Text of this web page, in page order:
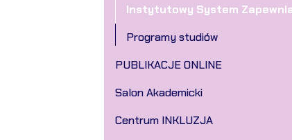
Instytutowy System
Programy studiów
PUBLIKACJE ONLINE
Salon Akademicki
Centrum INKLUZJA